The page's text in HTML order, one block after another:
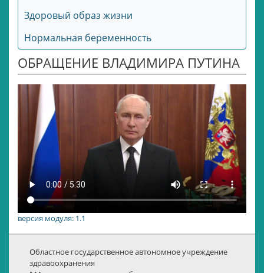
Здоровый образ жизни
Нормальная беременность
ОБРАЩЕНИЕ ВЛАДИМИРА ПУТИНА
версия модуля: 1.1
Областное государственное автономное учреждение
здравоохранения